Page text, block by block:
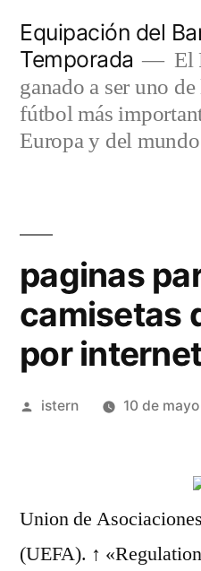
contenido
Equipación del
Temporada
El
ganado a ser uno
fútbol más
Europa y del
paginas
camisetas
por
Publicado
istern 10 de
Union de
(UEFA). ↑